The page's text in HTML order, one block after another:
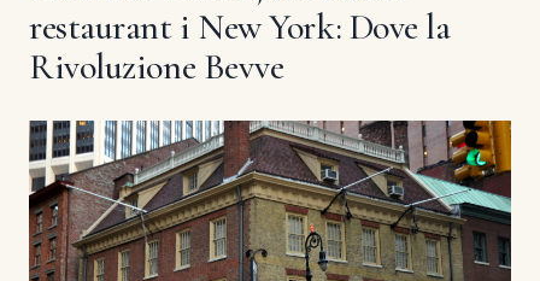
restaurant i New York: Dove la
Rivoluzione Bevve